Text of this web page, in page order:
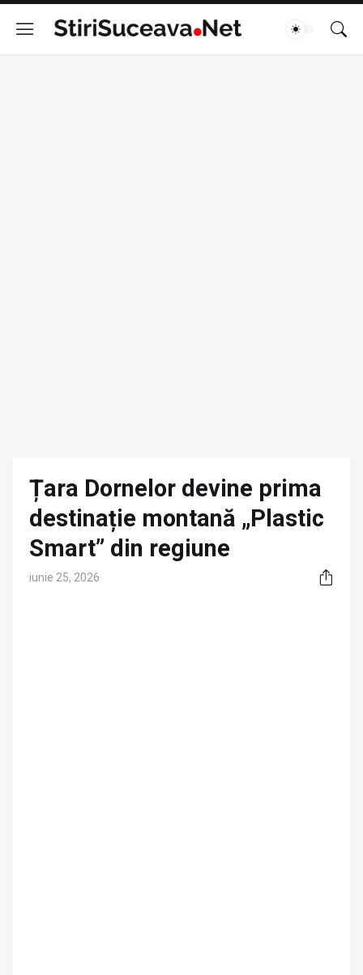
Țara Dornelor devine prima
destinație montană „Plastic
Smart” din regiune
iunie 25, 2026